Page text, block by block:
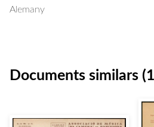
Alemany
Documents similars